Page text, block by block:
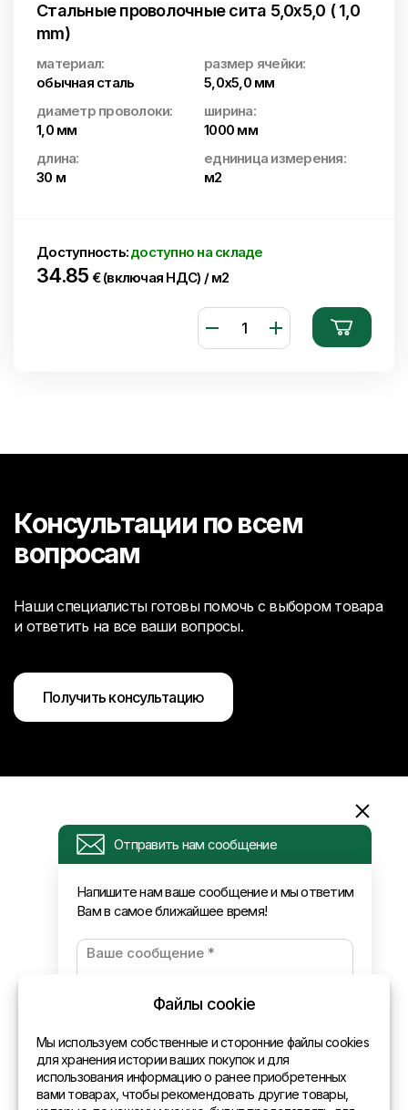
Стальные проволочные сита 5,0x5,0 ( 1,0
mm)
материал:
обычная сталь
размер ячейки:
5,0х5,0 мм
диаметр проволоки:
1,0 мм
ширина:
1000 мм
длина:
30 м
едниница измерения:
м2
Доступность:доступно на складе
34.85 € (включая НДС) / м2
Консультации по всем
вопросам
Наши специалисты готовы помочь с выбором товара
и ответить на все ваши вопросы.
Получить консультацию
Отправить нам сообщение
Напишите нам ваше сообщение и мы ответим
Вам в самое ближайшее время!
Информация
Запрос
Оплата и доставка
Политика конфиденциальности
Контакты
Общая информация
Файлы cookie
Мы используем собственные и сторонние файлы cookies
для хранения истории ваших покупок и для
использования информацию о ранее приобретенных
вами товарах, чтобы рекомендовать другие товары,